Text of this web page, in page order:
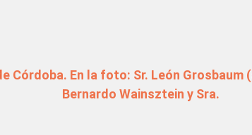
Córdoba. En la foto: Sr. León Grosbaum
Bernardo Wainsztein y Sra.